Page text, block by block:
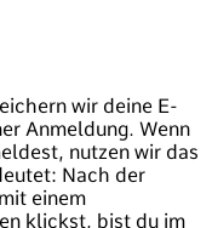
wir deine E-
Anmeldung. Wenn
nutzen wir das
Nach der
einem
klickst, bist du im